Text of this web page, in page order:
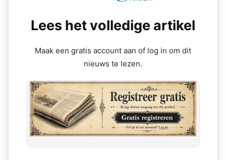
Lees het volledige artikel
Maak een gratis account aan of log in om dit
nieuws te lezen.